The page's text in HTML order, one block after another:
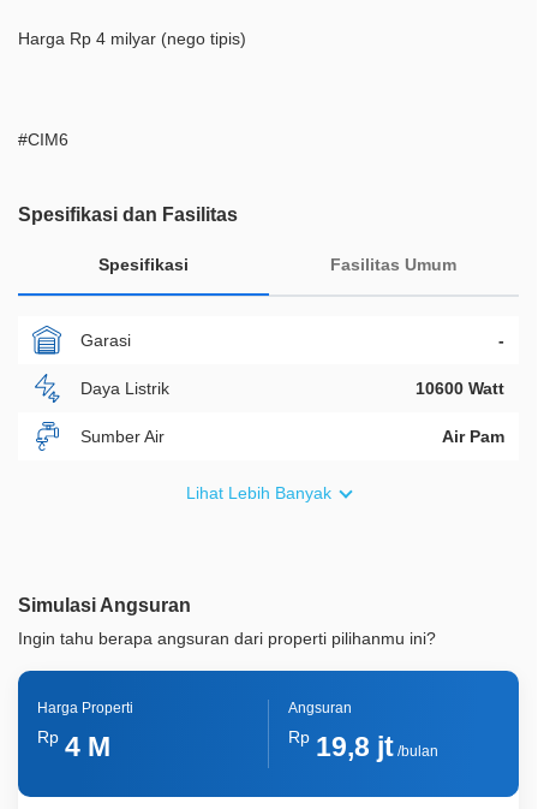
Harga Rp 4 milyar (nego tipis)
#CIM6
Spesifikasi dan Fasilitas
Spesifikasi Fasilitas Umum
Garasi -
Daya Listrik 10600 Watt
Sumber Air Air Pam
ID Properti
Lihat Lebih Banyak
Simulasi Angsuran
Ingin tahu berapa angsuran dari properti pilihanmu ini?
Harga Properti
Rp 4 M
Angsuran
Rp 19,8 jt/bulan